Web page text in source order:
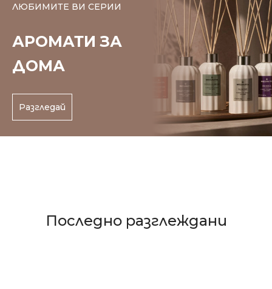
ЛЮБИМИТЕ ВИ СЕРИИ
АРОМАТИ ЗА
ДОМА
Разгледай
Последно разглеждани